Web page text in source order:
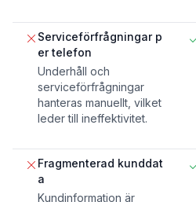
Serviceförfrågningar p
er telefon
Underhåll och
serviceförfrågningar
hanteras manuellt, vilket
leder till ineffektivitet.
Fragmenterad kunddat
a
Kundinformation är